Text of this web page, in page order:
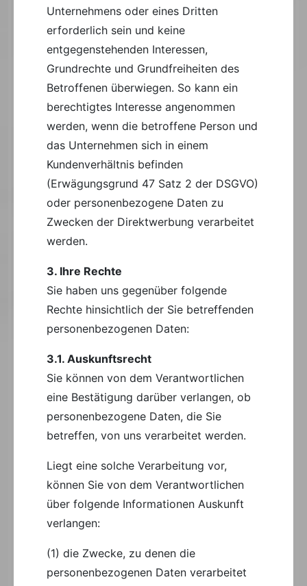
Unternehmens oder eines Dritten
erforderlich sein und keine
entgegenstehenden Interessen,
Grundrechte und Grundfreiheiten des
Betroffenen überwiegen. So kann ein
berechtigtes Interesse angenommen
werden, wenn die betroffene Person und
das Unternehmen sich in einem
Kundenverhältnis befinden
(Erwägungsgrund 47 Satz 2 der DSGVO)
oder personenbezogene Daten zu
Zwecken der Direktwerbung verarbeitet
werden.
3. Ihre Rechte
Sie haben uns gegenüber folgende
Rechte hinsichtlich der Sie betreffenden
personenbezogenen Daten:
3.1. Auskunftsrecht
Sie können von dem Verantwortlichen
eine Bestätigung darüber verlangen, ob
personenbezogene Daten, die Sie
betreffen, von uns verarbeitet werden.
Liegt eine solche Verarbeitung vor,
können Sie von dem Verantwortlichen
über folgende Informationen Auskunft
verlangen:
(1) die Zwecke, zu denen die
personenbezogenen Daten verarbeitet